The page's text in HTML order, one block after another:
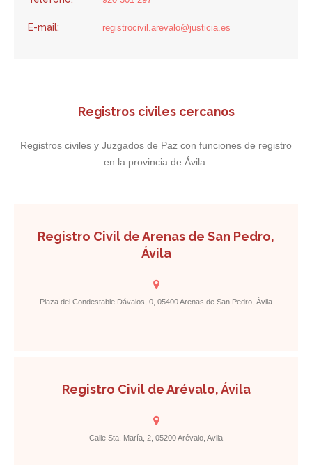
E-mail: registrocivil.arevalo@justicia.es
Registros civiles cercanos
Registros civiles y Juzgados de Paz con funciones de registro
en la provincia de Ávila.
Registro Civil de Arenas de San Pedro,
Ávila
Plaza del Condestable Dávalos, 0, 05400 Arenas de San Pedro, Ávila
Registro Civil de Arévalo, Ávila
Calle Sta. María, 2, 05200 Arévalo, Avila